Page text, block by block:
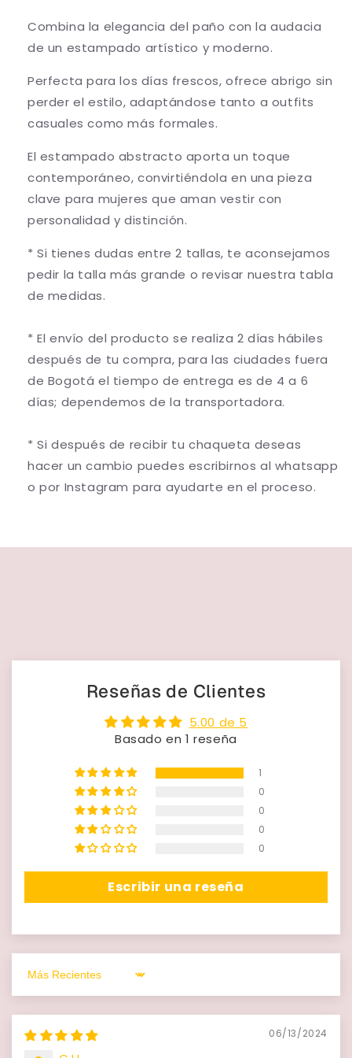
Combina la elegancia del paño con la audacia
de un estampado artístico y moderno.
Perfecta para los días frescos, ofrece abrigo sin
perder el estilo, adaptándose tanto a outfits
casuales como más formales.
El estampado abstracto aporta un toque
contemporáneo, convirtiéndola en una pieza
clave para mujeres que aman vestir con
personalidad y distinción.
* Si tienes dudas entre 2 tallas, te aconsejamos
pedir la talla más grande o revisar nuestra tabla
de medidas.
* El envío del producto se realiza2 días hábiles
después de tu compra, para las ciudades fuera
de Bogotá el tiempo de entrega es de 4 a 6
días; dependemos de la transportadora.
* Si después de recibir tu chaqueta deseas
hacer un cambio puedes escribirnos al whatsapp
o por Instagram para ayudarte en el proceso.
Reseñas de Clientes
5.00 de 5
Basado en 1 reseña
1
0
0
0
0
Escribir una reseña
Sort by
06/13/2024